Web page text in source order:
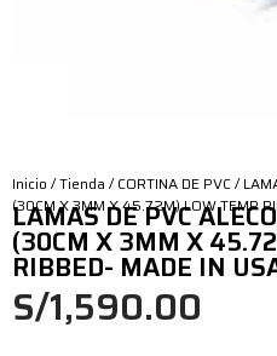
Inicio /Tienda /CORTINA DE PVC/
(30CM X 3MM X 45.72M) LOW TEMP
LAMAS DE PVC
(30CM X 3MM X
RIBBED- MADE IN
S/1,590.00